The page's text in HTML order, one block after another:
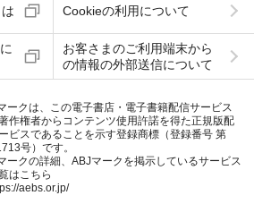
Cookieの利用について
お客さまのご利用端末から
の情報の外部送信について
ークは、この電子書店・電子書籍配信サービス
作権者からコンテンツ使用許諾を得た正規版配
ビスであることを示す登録商標（登録番号 第
号）です。
ークの詳細、ABJマークを掲示しているサービス
はこちら
aebs.or.jp/